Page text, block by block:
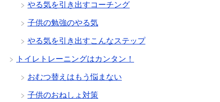
やる気を引き出すコーチング
子供の勉強のやる気
やる気を引き出すこんなステップ
トイレトレーニングはカンタン！
おむつ替えはもう悩まない
子供のおねしょ対策